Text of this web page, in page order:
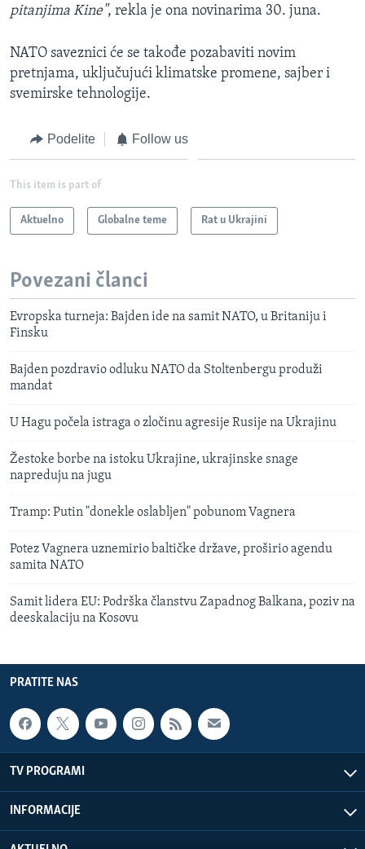
pitanjima Kine", rekla je ona novinarima 30. juna.
NATO saveznici će se takođe pozabaviti novim
pretnjama, uključujući klimatske promene, sajber i
svemirske tehnologije.
Podelite Follow us
This item is part of
Aktuelno Globalne teme Rat u Ukrajini
Povezani članci
Evropska turneja: Bajden ide na samit NATO, u Britaniju i
Finsku
Bajden pozdravio odluku NATO da Stoltenbergu produži
mandat
U Hagu počela istraga o zločinu agresije Rusije na Ukrajinu
Žestoke borbe na istoku Ukrajine, ukrajinske snage
napreduju na jugu
Tramp: Putin "donekle oslabljen" pobunom Vagnera
Potez Vagnera uznemirio baltičke države, proširio agendu
samita NATO
Samit lidera EU: Podrška članstvu Zapadnog Balkana, poziv na
deeskalaciju na Kosovu
PRATITE NAS
TV PROGRAMI
INFORMACIJE